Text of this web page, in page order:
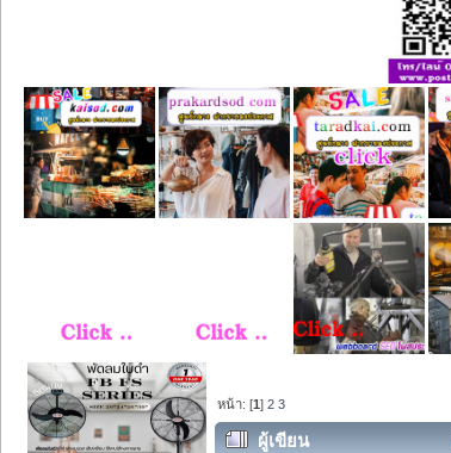
หน้า: [1]2 3
ผู้เขียน